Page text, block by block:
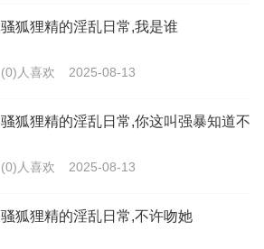
骚狐狸精的淫乱日常,我是谁
(0)人喜欢 2025-08-13
骚狐狸精的淫乱日常,你这叫强暴知道不
(0)人喜欢 2025-08-13
骚狐狸精的淫乱日常,不许吻她